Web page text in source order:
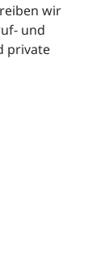
wir
und
private